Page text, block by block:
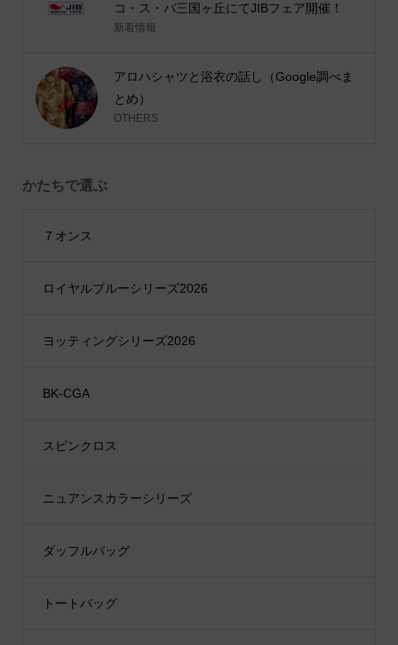
コ・ス・パ三国ヶ丘にてJIBフェア開催！
新着情報
アロハシャツと浴衣の話し（Google調べま
とめ）
OTHERS
かたちで選ぶ
７オンス
ロイヤルブルーシリーズ2026
ヨッティングシリーズ2026
BK-CGA
スピンクロス
ニュアンスカラーシリーズ
ダッフルバッグ
トートバッグ